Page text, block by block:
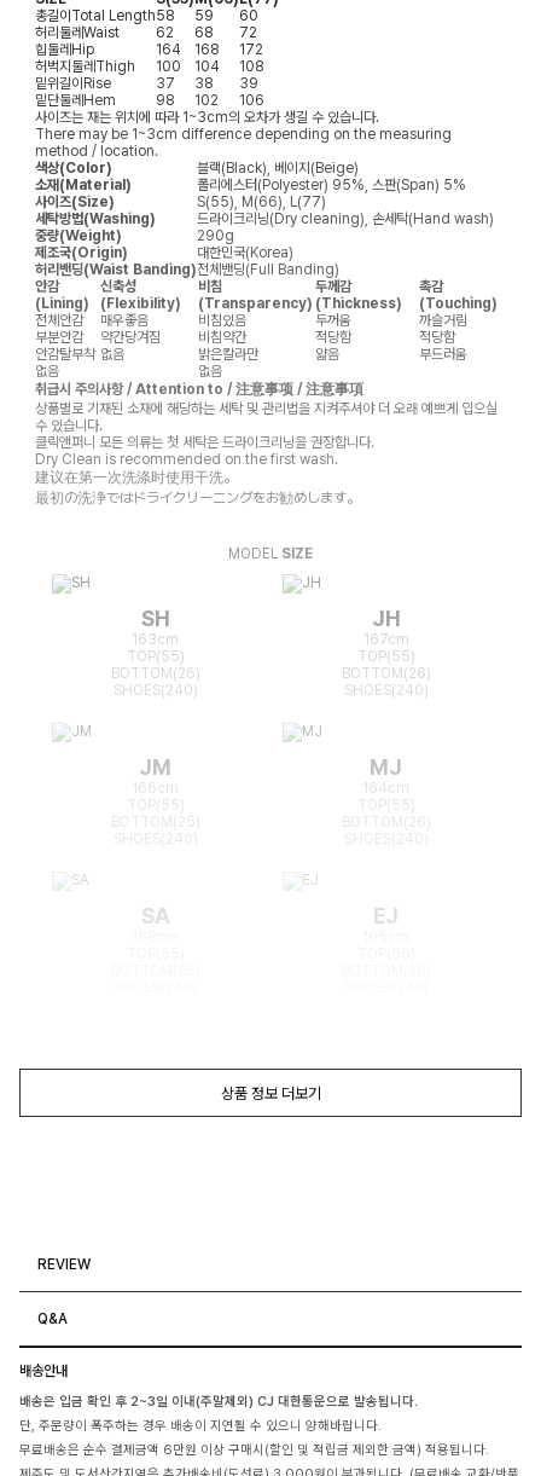
총길이Total Length58 59
60
허리둘레Waist 62 68
72
힙둘레Hip 164 168
172
허벅지둘레Thigh 100 104
108
밑위길이Rise 37 38
39
밑단둘레Hem 98 102
106
사이즈는 재는 위치에 따라 1~3cm의 오차가 생길 수 있습니다.
There may be 1~3cm difference depending on the measuring
method / location.
색상(Color)
블랙(Black), 베이지(Beige)
소재(Material)
폴리에스터(Polyester) 95%, 스판(Span) 5%
사이즈(Size)
S(55), M(66), L(77)
세탁방법(Washing)
드라이크리닝(Dry cleaning), 손세탁(Hand wash)
중량(Weight)
290g
제조국(Origin)
대한민국(Korea)
허리밴딩(Waist Banding)전체밴딩(Full Banding)
안감
(Lining)
신축성
(Flexibility)
비침
(Transparency)
두께감
(Thickness)
촉감
(Touching)
전체안감
매우좋음 비침있음 두꺼움
까슬거림
부분안감
약간당겨짐 비침약간 적당함
적당함
안감탈부착 없음 밝은칼라만 얇음
부드러움
없음
없음
취급시 주의사항 / Attention to / 注意事项 / 注意事項
상품별로 기재된 소재에 해당하는 세탁 및 관리법을 지켜주셔야 더 오래 예쁘게 입으실
수 있습니다.
클릭앤퍼니 모든 의류는 첫 세탁은 드라이크리닝을 권장합니다.
Dry Clean is recommended on the first wash.
建议在第一次洗涤时使用干洗。
最初の洗浄ではドライクリーニングをお勧めします。
MODEL SIZE
SH
163cm
TOP(55)
BOTTOM(26)
SHOES(240)
JH
167cm
TOP(55)
BOTTOM(26)
SHOES(240)
JM
166cm
TOP(55)
BOTTOM(25)
MJ
164cm
TOP(55)
BOTTOM(26)
SA EJ
상품 정보 더보기
REVIEW
Q&A
배송안내
배송은 입금 확인 후 2~3일 이내(주말제외) CJ 대한통운으로 발송됩니다.
단, 주문량이 폭주하는 경우 배송이 지연될 수 있으니 양해바랍니다.
무료배송은 순수 결제금액 6만원 이상 구매시(할인 및 적립금 제외한 금액) 적용됩니다.